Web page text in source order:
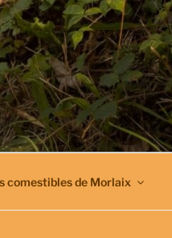
comestibles de Morlaix